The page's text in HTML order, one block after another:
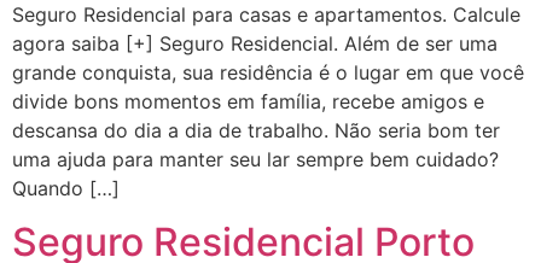
Seguro Residencial para casas e apartamentos. Calcule
agora saiba [+] Seguro Residencial. Além de ser uma
grande conquista, sua residência é o lugar em que você
divide bons momentos em família, recebe amigos e
descansa do dia a dia de trabalho. Não seria bom ter
uma ajuda para manter seu lar sempre bem cuidado?
Quando […]
Seguro Residencial Porto